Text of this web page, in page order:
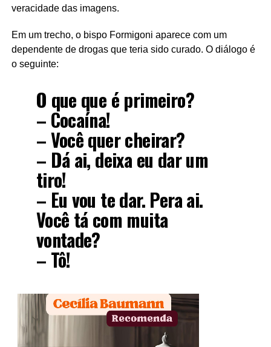
veracidade das imagens.
Em um trecho, o bispo Formigoni aparece com um
dependente de drogas que teria sido curado. O diálogo é
o seguinte:
O que que é primeiro?
– Cocaína!
– Você quer cheirar?
– Dá ai, deixa eu dar um
tiro!
– Eu vou te dar. Pera ai.
Você tá com muita
vontade?
– Tô!